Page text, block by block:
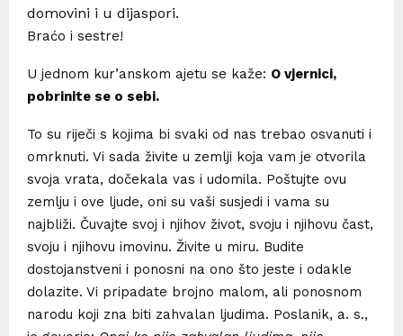
domovini i u dijaspori.
Braćo i sestre!
U jednom kur’anskom ajetu se kaže: O vjernici,
pobrinite se o sebi.
To su riječi s kojima bi svaki od nas trebao osvanuti i
omrknuti. Vi sada živite u zemlji koja vam je otvorila
svoja vrata, dočekala vas i udomila. Poštujte ovu
zemlju i ove ljude, oni su vaši susjedi i vama su
najbliži. Čuvajte svoj i njihov život, svoju i njihovu čast,
svoju i njihovu imovinu. Živite u miru. Budite
dostojanstveni i ponosni na ono što jeste i odakle
dolazite. Vi pripadate brojno malom, ali ponosnom
narodu koji zna biti zahvalan ljudima. Poslanik, a. s.,